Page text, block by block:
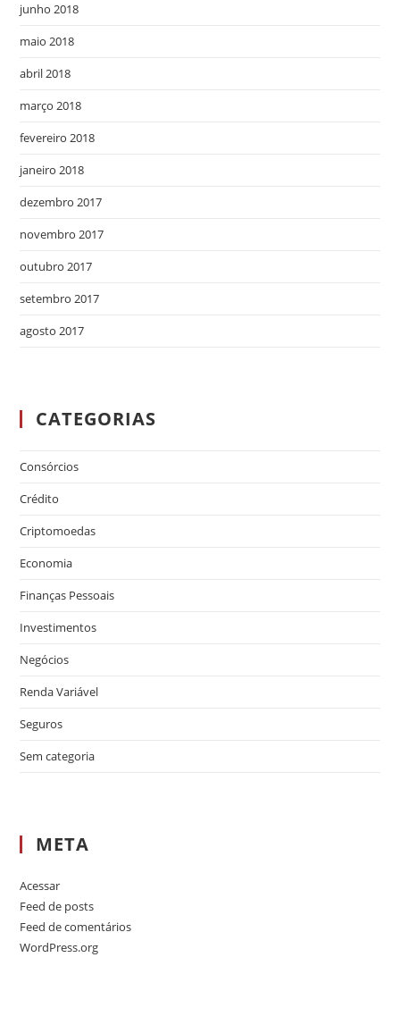
junho 2018
maio 2018
abril 2018
março 2018
fevereiro 2018
janeiro 2018
dezembro 2017
novembro 2017
outubro 2017
setembro 2017
agosto 2017
CATEGORIAS
Consórcios
Crédito
Criptomoedas
Economia
Finanças Pessoais
Investimentos
Negócios
Renda Variável
Seguros
Sem categoria
META
Acessar
Feed de posts
Feed de comentários
WordPress.org